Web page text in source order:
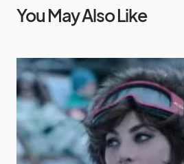
You May Also Like